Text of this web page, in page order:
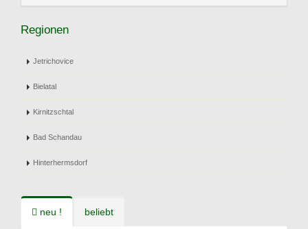
Regionen
Jetrichovice
Bielatal
Kirnitzschtal
Bad Schandau
Hinterhermsdorf
neu ! beliebt